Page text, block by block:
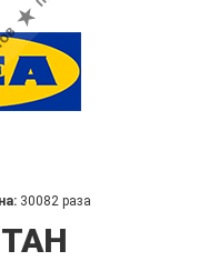
30082 раза